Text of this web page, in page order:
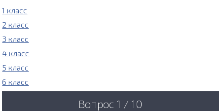
1 класс
2 класс
3 класс
4 класс
5 класс
6 класс
Вопрос 1 / 10